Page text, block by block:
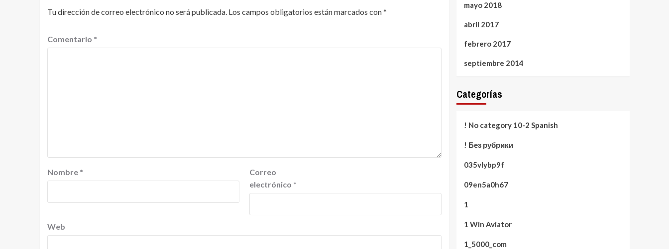
Tu dirección de correo electrónico no será publicada. Los campos obligatorios están marcados con*
Comentario *
Nombre *
Correo
electrónico *
Web
mayo 2018
abril 2017
febrero 2017
septiembre 2014
Categorías
! No category 10-2 Spanish
! Без рубрики
035vlybp9f
09en5a0h67
1
1 Win Aviator
1_5000_com